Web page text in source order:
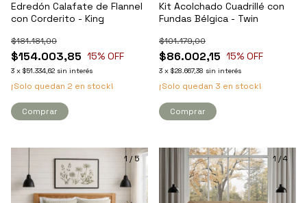
Edredón Calafate de Flannel
con Corderito - King
$154.003,85
$181.181,00
15% OFF
3 x $51.334,62 sin interés
¡Solo quedan 2 en stock!
Comprar
Kit Acolchado Cuadrillé con
Fundas Bélgica - Twin
$86.002,15
$101.179,00
15% OFF
3 x $28.667,38 sin interés
¡Solo quedan 3 en stock!
Comprar
1 /5 1 /4